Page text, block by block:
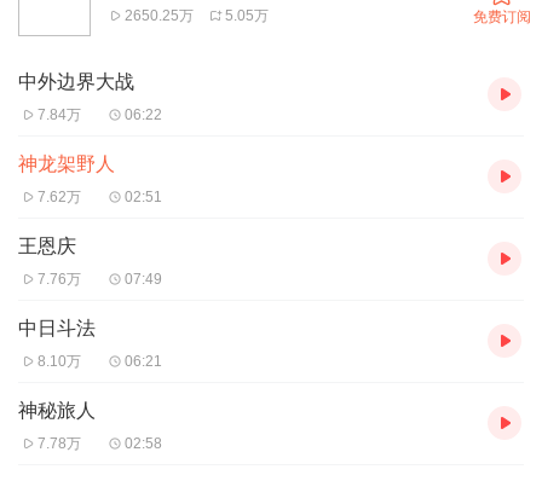
2650.25万 5.05万 免费订阅
中外边界大战
7.84万 06:22
神龙架野人
7.62万 02:51
王恩庆
7.76万 07:49
中日斗法
8.10万 06:21
神秘旅人
7.78万 02:58